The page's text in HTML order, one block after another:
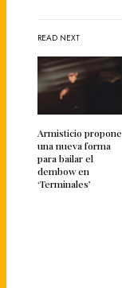
READ NEXT
Armisticio propone
una nueva forma
para bailar el
dembow en
‘Terminales’